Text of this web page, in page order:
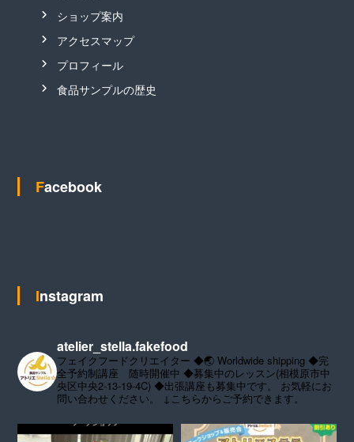
ショップ案内
アクセスマップ
プロフィール
食品サンプルの歴史
Facebook
Instagram
atelier_stella.fakefood
フェイクフードクリエイター ◆🌏 Worldwide shipping◆完
全予約制講座 随時開催中 ◆募集中のレッスン(相模原市中
央区中央2-13-19-4C) ◆出張講座も募集中です。
お気軽にお
問い合わせください。
↓こちらからご予約できます。